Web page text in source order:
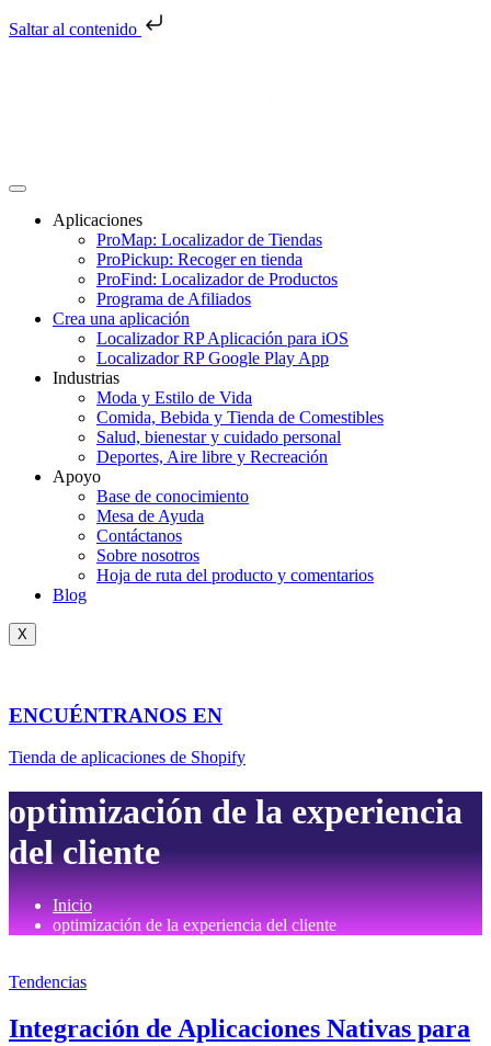
Saltar al contenido
Aplicaciones
ProMap: Localizador de Tiendas
ProPickup: Recoger en tienda
ProFind: Localizador de Productos
Programa de Afiliados
Crea una aplicación
Localizador RP Aplicación para iOS
Localizador RP Google Play App
Industrias
Moda y Estilo de Vida
Comida, Bebida y Tienda de Comestibles
Salud, bienestar y cuidado personal
Deportes, Aire libre y Recreación
Apoyo
Base de conocimiento
Mesa de Ayuda
Contáctanos
Sobre nosotros
Hoja de ruta del producto y comentarios
Blog
X
ENCUÉNTRANOS EN
Tienda de aplicaciones de Shopify
optimización de la experiencia
del cliente
Inicio
optimización de la experiencia del cliente
Tendencias
Integración de Aplicaciones Nativas para